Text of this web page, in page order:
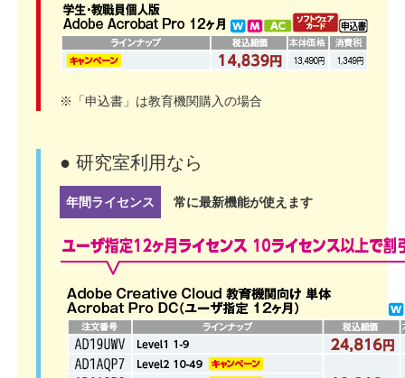
※「申込書」は教育機関購入の場合
● 研究室利用なら
年間ライセンス 常に最新機能が使えます